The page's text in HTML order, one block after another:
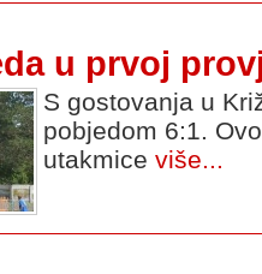
u prvoj
S gostovanja u
pobjedom 6:1.
utakmice više...